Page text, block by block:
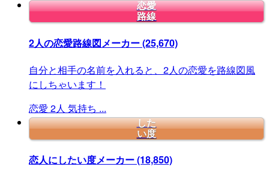
恋愛
路線
2人の恋愛路線図メーカー(25,670)
自分と相手の名前を入れると、2人の恋愛を路線図風
にしちゃいます！
恋愛 2人 気持ち ...
した
い度
恋人にしたい度メーカー(18,850)